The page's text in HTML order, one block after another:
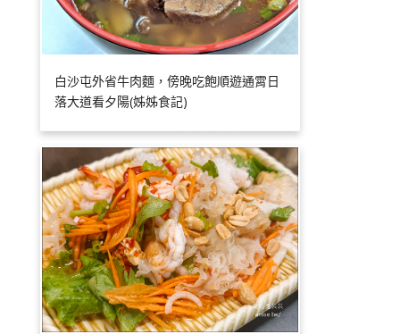
白沙屯外省牛肉麵，傍晚吃飽順遊通霄日
落大道看夕陽(姊姊食記)